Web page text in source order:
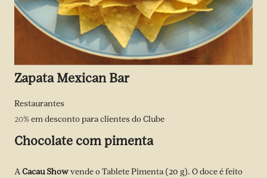
Zapata Mexican Bar
Restaurantes
20%em desconto para clientes do Clube
Chocolate com pimenta
ACacau Showvende o Tablete Pimenta (20 g). O doce é feito